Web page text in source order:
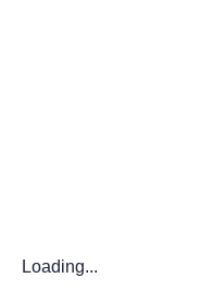
Loading...